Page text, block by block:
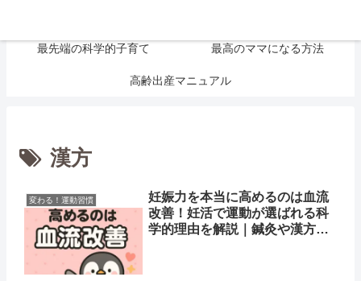
最先端の科学的子育て 最高のママになる方法
高齢出産マニュアル
漢方
変わる！運動習慣
妊娠力を本当に高めるのは血流
改善！妊活で運動が選ばれる科
学的理由を解説｜鍼灸や漢方と